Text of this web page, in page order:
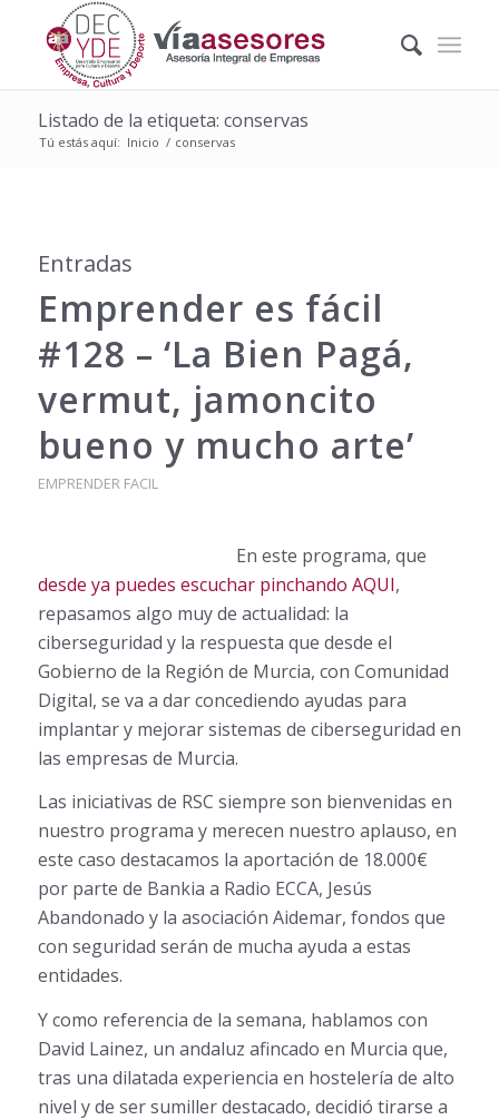
Listado de la etiqueta: conservas
Tú estás aquí: Inicio / conservas
Entradas
Emprender es fácil
#128 – ‘La Bien Pagá,
vermut, jamoncito
bueno y mucho arte’
EMPRENDER FACIL
En este programa, que
desde ya puedes escuchar pinchando AQUI,
repasamos algo muy de actualidad: la
ciberseguridad y la respuesta que desde el
Gobierno de la Región de Murcia, con Comunidad
Digital, se va a dar concediendo ayudas para
implantar y mejorar sistemas de ciberseguridad en
las empresas de Murcia.
Las iniciativas de RSC siempre son bienvenidas en
nuestro programa y merecen nuestro aplauso, en
este caso destacamos la aportación de 18.000€
por parte de Bankia a Radio ECCA, Jesús
Abandonado y la asociación Aidemar, fondos que
con seguridad serán de mucha ayuda a estas
entidades.
Y como referencia de la semana, hablamos con
David Lainez, un andaluz afincado en Murcia que,
tras una dilatada experiencia en hostelería de alto
nivel y de ser sumiller destacado, decidió tirarse a